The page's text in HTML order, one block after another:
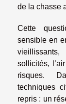
de la chasse
Cette
sensible en
sollicités,
risques.
techniques
repris : un